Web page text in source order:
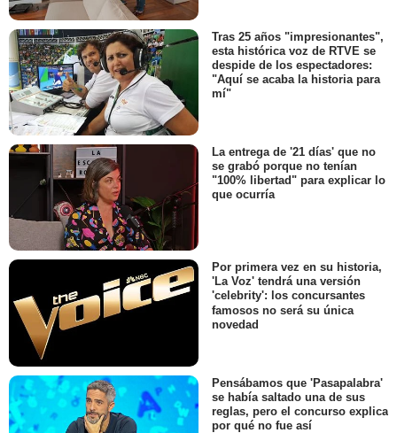
Tras 25 años "impresionantes",
esta histórica voz de RTVE se
despide de los espectadores:
"Aquí se acaba la historia para
mí"
La entrega de '21 días' que no
se grabó porque no tenían
"100% libertad" para explicar lo
que ocurría
Por primera vez en su historia,
'La Voz' tendrá una versión
'celebrity': los concursantes
famosos no será su única
novedad
Pensábamos que 'Pasapalabra'
se había saltado una de sus
reglas, pero el concurso explica
por qué no fue así